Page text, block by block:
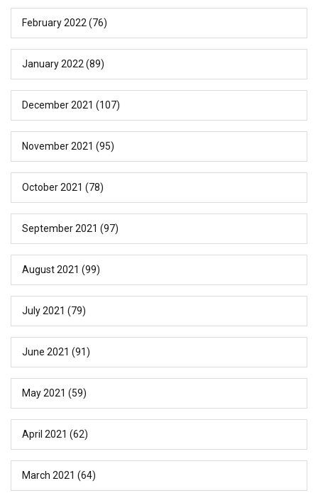
February 2022 (76)
January 2022 (89)
December 2021 (107)
November 2021 (95)
October 2021 (78)
September 2021 (97)
August 2021 (99)
July 2021 (79)
June 2021 (91)
May 2021 (59)
April 2021 (62)
March 2021 (64)